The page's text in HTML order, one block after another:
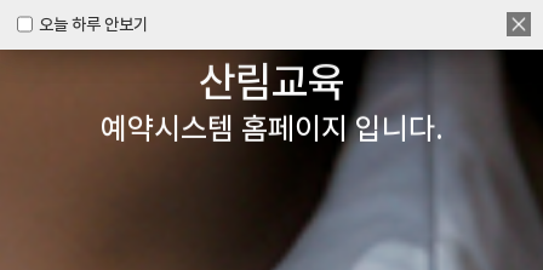
오늘 하루 안보기
오늘 하루 안보기목재문화체험장&
산림교육
예약시스템 홈페이지 입니다.